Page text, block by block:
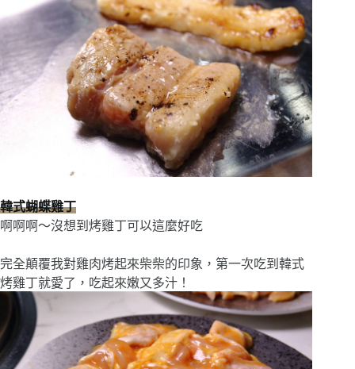
韓式蝴蝶雞丁
啊啊啊〜沒想到烤雞丁可以這麼好吃
完全顛覆我對雞肉烤起來柴柴的印象，第一次吃到韓式
烤雞丁就愛了，吃起來嫩又多汁！